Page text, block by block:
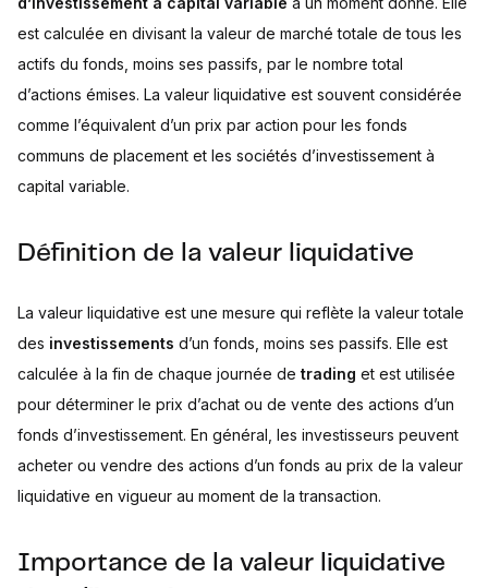
est calculée en divisant la valeur de marché totale de tous les
actifs du fonds, moins ses passifs, par le nombre total
d’actions émises. La valeur liquidative est souvent considérée
comme l’équivalent d’un prix par action pour les fonds
communs de placement et les sociétés d’investissement à
capital variable.
Définition de la valeur liquidative
La valeur liquidative est une mesure qui reflète la valeur totale
des investissements d’un fonds, moins ses passifs. Elle est
calculée à la fin de chaque journée de trading et est utilisée
pour déterminer le prix d’achat ou de vente des actions d’un
fonds d’investissement. En général, les investisseurs peuvent
acheter ou vendre des actions d’un fonds au prix de la valeur
liquidative en vigueur au moment de la transaction.
Importance de la valeur liquidative